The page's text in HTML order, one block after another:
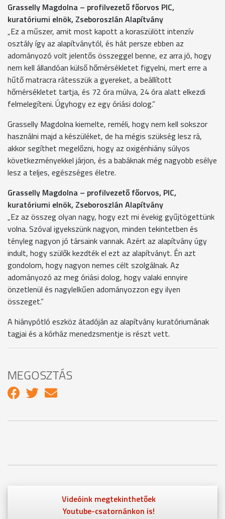
Grasselly Magdolna – profilvezető főorvos PIC,
kuratóriumi elnök, Zseboroszlán Alapítvány
„Ez a műszer, amit most kapott a koraszülött intenzív
osztály így az alapítványtól, és hát persze ebben az
adományozó volt jelentős összeggel benne, ez arra jó, hogy
nem kell állandóan külső hőmérsékletet figyelni, mert erre a
hűtő matracra rátesszük a gyereket, a beállított
hőmérsékletet tartja, és 72 óra múlva, 24 óra alatt elkezdi
felmelegíteni. Úgyhogy ez egy óriási dolog.”
Grasselly Magdolna kiemelte, reméli, hogy nem kell sokszor
használni majd a készüléket, de ha mégis szükség lesz rá,
akkor segíthet megelőzni, hogy az oxigénhiány súlyos
következményekkel járjon, és a babáknak még nagyobb esélye
lesz a teljes, egészséges életre.
Grasselly Magdolna – profilvezető főorvos, PIC,
kuratóriumi elnök, Zseboroszlán Alapítvány
„Ez az összeg olyan nagy, hogy ezt mi évekig gyűjtögettünk
volna. Szóval igyekszünk nagyon, minden tekintetben és
tényleg nagyon jó társaink vannak. Azért az alapítvány úgy
indult, hogy szülők kezdték el ezt az alapítványt. Én azt
gondolom, hogy nagyon nemes célt szolgálnak. Az
adományozó az meg óriási dolog, hogy valaki ennyire
önzetlenül és nagylelkűen adományozzon egy ilyen
összeget.”
A hiánypótló eszköz átadóján az alapítvány kuratóriumának
tagjai és a kórház menedzsmentje is részt vett.
MEGOSZTÁS
Videóink megtekinthetőek
Youtube-csatornánkon is!